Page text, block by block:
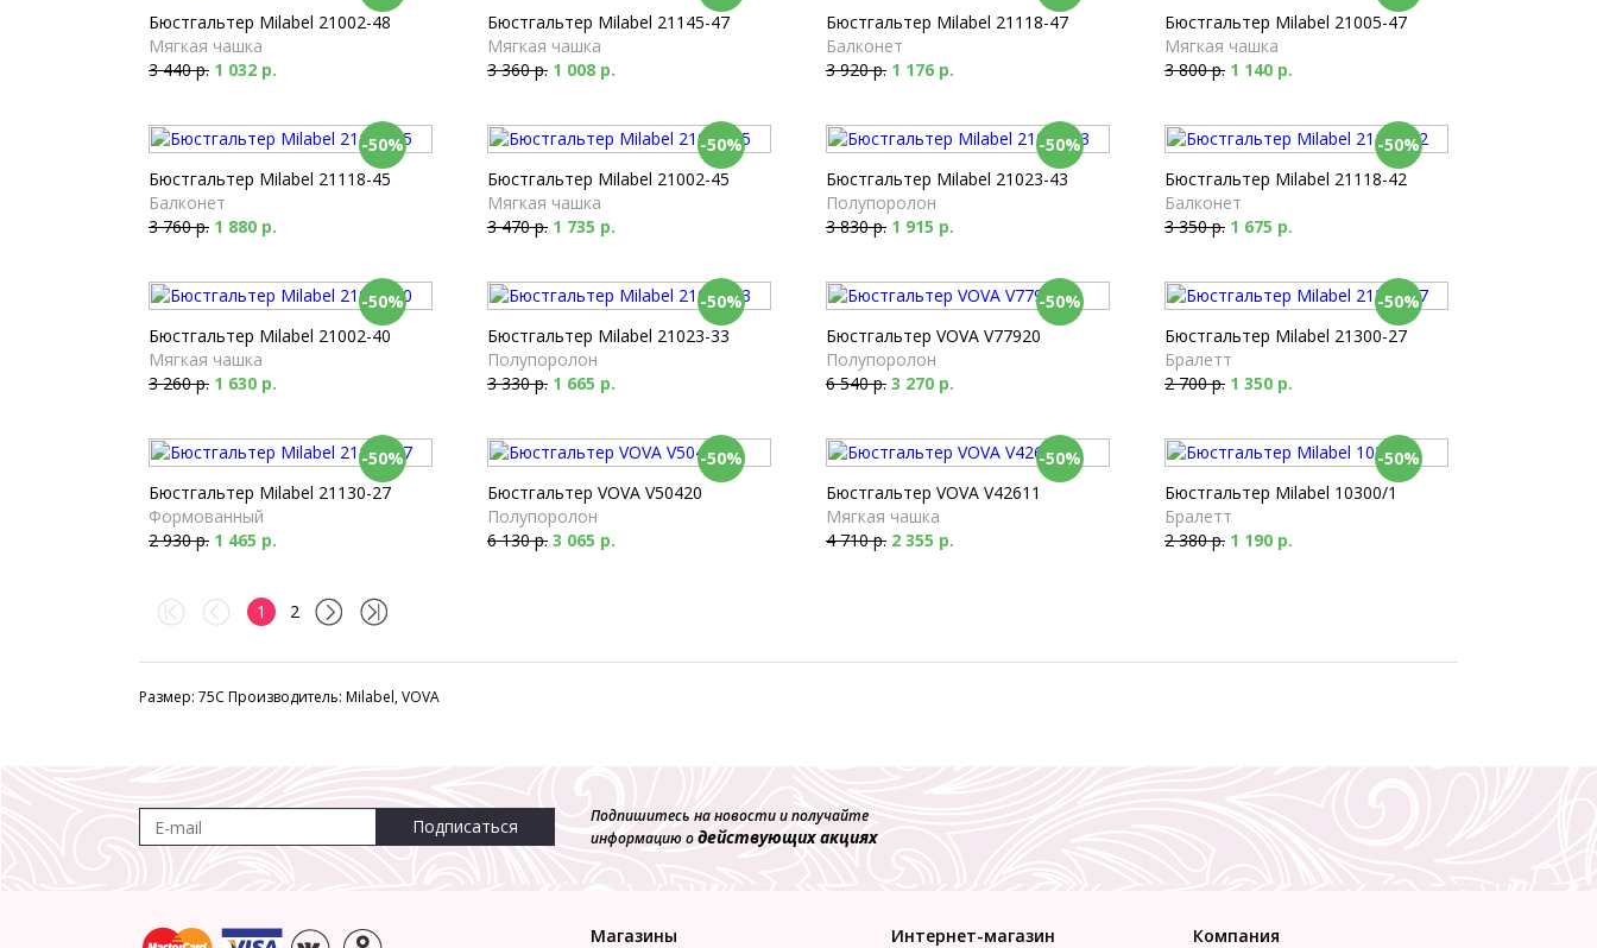
Бюстгальтер Milabel 21002-48
Мягкая чашка
3 440 р. 1 032 р.
Бюстгальтер Milabel 21145-47
Мягкая чашка
3 360 р. 1 008 р.
Бюстгальтер Milabel 21118-47
Балконет
3 920 р. 1 176 р.
Бюстгальтер Milabel 21005-47
Мягкая чашка
3 800 р. 1 140 р.
-50%
Бюстгальтер Milabel 21118-45
Балконет
3 760 р. 1 880 р.
-50%
Бюстгальтер Milabel 21002-45
Мягкая чашка
3 470 р. 1 735 р.
-50%
Бюстгальтер Milabel 21023-43
Полупоролон
3 830 р. 1 915 р.
-50%
Бюстгальтер Milabel 21118-42
Балконет
3 350 р. 1 675 р.
-50%
Бюстгальтер Milabel 21002-40
Мягкая чашка
3 260 р. 1 630 р.
-50%
Бюстгальтер Milabel 21023-33
Полупоролон
3 330 р. 1 665 р.
-50%
Бюстгальтер VOVA V77920
Полупоролон
6 540 р. 3 270 р.
-50%
Бюстгальтер Milabel 21300-27
Бралетт
2 700 р. 1 350 р.
-50%
Бюстгальтер Milabel 21130-27
Формованный
2 930 р. 1 465 р.
-50%
Бюстгальтер VOVA V50420
Полупоролон
6 130 р. 3 065 р.
-50%
Бюстгальтер VOVA V42611
Мягкая чашка
4 710 р. 2 355 р.
-50%
Бюстгальтер Milabel 10300/1
Бралетт
2 380 р. 1 190 р.
1 2
Размер: 75C Производитель: Milabel, VOVA
Подписаться
Подпишитесь на новости и получайте
информацию одействующих акциях
Магазины Интернет-магазин Компания